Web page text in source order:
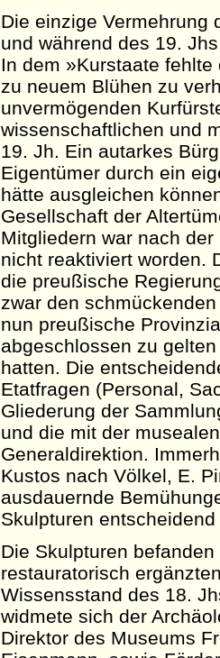
Die einzige Vermehrung
und während des 19. Jhs
In dem »Kurstaate
zu neuem Blühen zu
unvermögenden
wissenschaftlichen und
19. Jh. Ein autarkes
Eigentümer durch ein
hätte ausgleichen
Gesellschaft der
Mitgliedern war nach
nicht reaktiviert worden.
die preußische
zwar den
nun preußische
abgeschlossen zu
hatten. Die
Etatfragen (Personal,
Gliederung der
und die mit der
Generaldirektion.
Kustos nach Völkel, E.
ausdauernde
Skulpturen
Die Skulpturen
restauratorisch
Wissensstand des 18.
widmete sich der
Direktor des Museums